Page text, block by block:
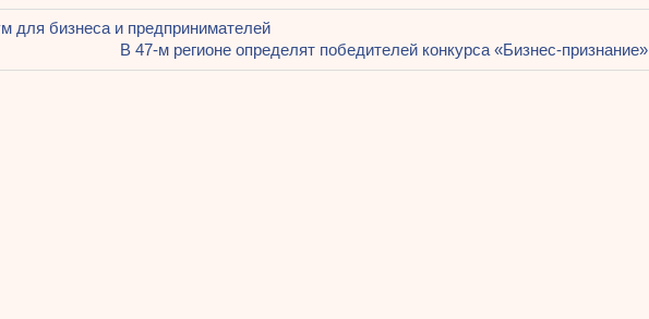
для бизнеса и предпринимателей
Следующая
запись:
В 47-м регионе определят победителей конкурса «Бизнес-признание»